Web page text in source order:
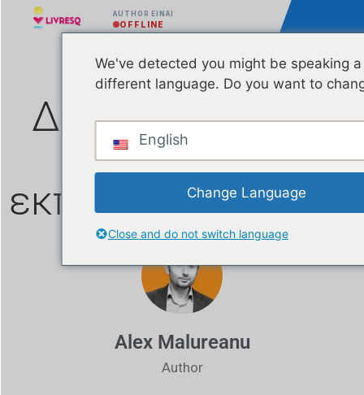
AUTHOR ΕΊΝΑΙ
OFFLINE
ΔΩΡΕΑΝ πακέτο
διακοπών για
εκπαιδευτικούς!
Alex Malureanu
Author
We've detected you might be speaking a
different language. Do you want to
English
Change Language
Close and do not switch language